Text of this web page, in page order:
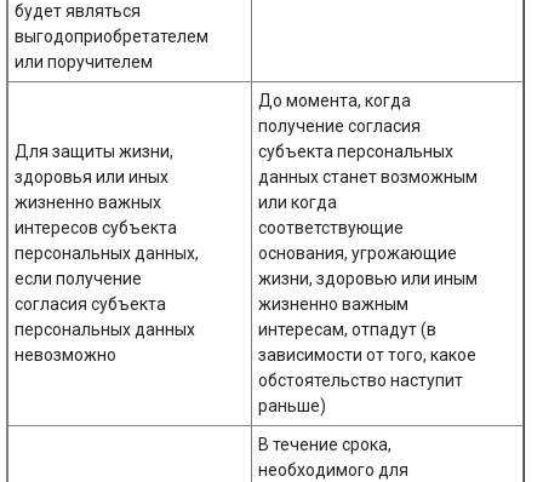
будет являться
выгодоприобретателем
или поручителем
Для защиты жизни,
здоровья или иных
жизненно важных
интересов субъекта
персональных данных,
если получение
согласия субъекта
персональных данных
невозможно
До момента, когда
получение согласия
субъекта персональных
данных станет возможным
или когда
соответствующие
основания, угрожающие
жизни, здоровью или иным
жизненно важным
интересам, отпадут (в
зависимости от того, какое
обстоятельство наступит
раньше)
В течение срока,
необходимого для